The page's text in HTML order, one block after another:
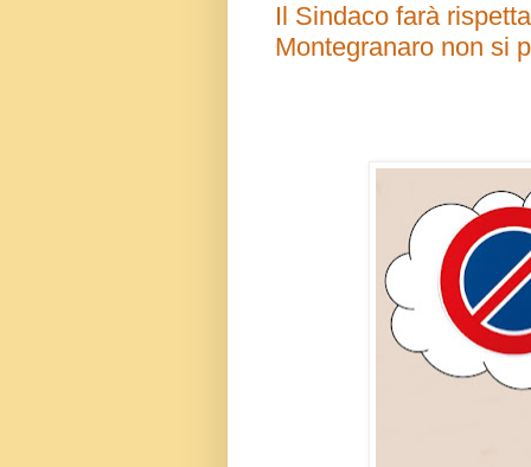
Il Sindaco farà
Montegranaro non si